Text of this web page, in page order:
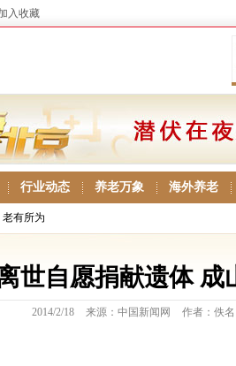
入收藏
行业动态 养老万象 海外养老
老有所为
世自愿捐献遗体 成
2014/2/18 来源：中国新闻网 作者：佚名